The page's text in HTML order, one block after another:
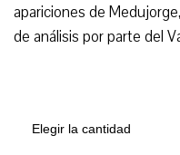
apariciones de
de análisis por parte del